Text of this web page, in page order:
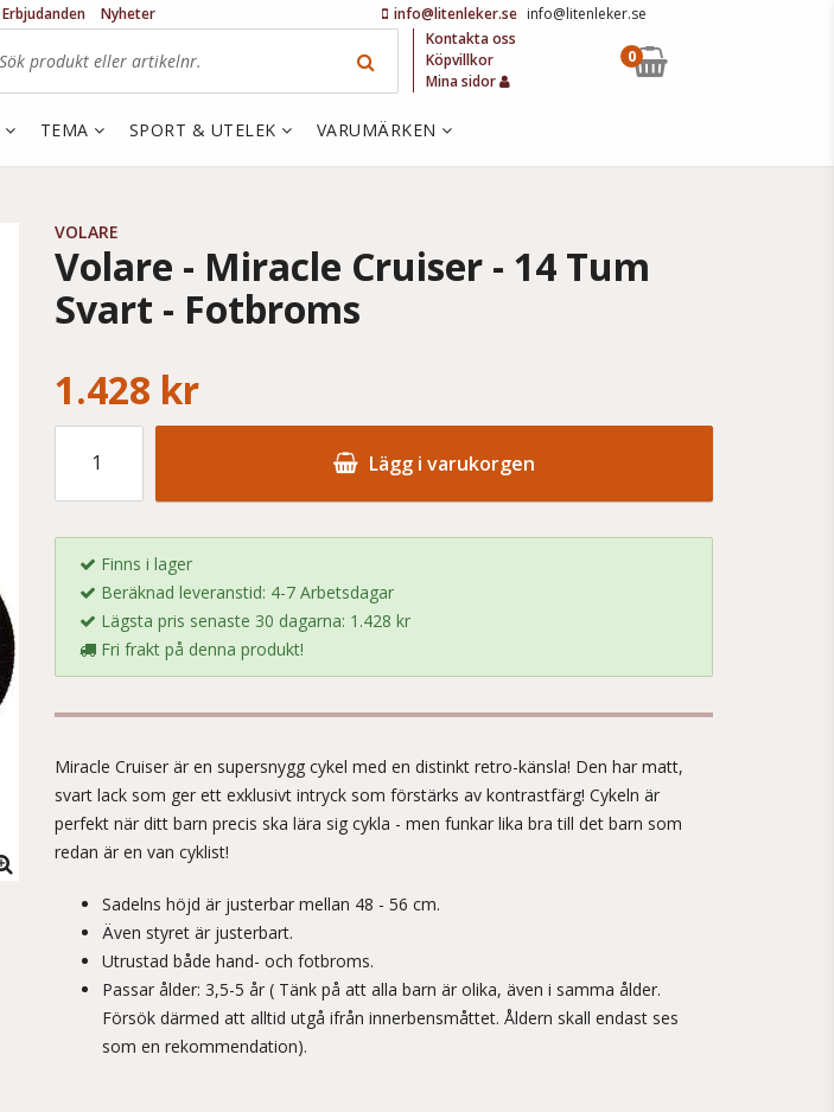
VOLARE
Volare - Miracle Cruiser - 14 Tum
Svart - Fotbroms
1.428 kr
Lägg i varukorgen
Finns i lager
Beräknad leveranstid: 4-7 Arbetsdagar
Lägsta pris senaste 30 dagarna: 1.428 kr
Fri frakt på denna produkt!
Miracle Cruiser är en supersnygg cykel med en distinkt retro-känsla! Den har matt,
svart lack som ger ett exklusivt intryck som förstärks av kontrastfärg! Cykeln är
perfekt när ditt barn precis ska lära sig cykla - men funkar lika bra till det barn som
redan är en van cyklist!
Sadelns höjd är justerbar mellan 48 - 56 cm.
Även styret är justerbart.
Utrustad både hand- och fotbroms.
Passar ålder: 3,5-5 år ( Tänk på att alla barn är olika, även i samma ålder.
Försök därmed att alltid utgå ifrån innerbensmåttet. Åldern skall endast ses
som en rekommendation).
info@litenleker.se info@litenleker.se
Erbjudanden
Nyheter
Kontakta oss
Köpvillkor
Mina sidor
0
TEMA SPORT & UTELEK VARUMÄRKEN